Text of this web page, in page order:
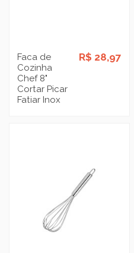
Faca de
Cozinha
Chef 8"
Cortar Picar
Fatiar Inox
R$ 28,97